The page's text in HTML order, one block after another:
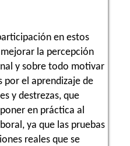
en estos
la percepción
y sobre todo motivar
por el aprendizaje de
y destrezas, que
en práctica al
ya que las pruebas
reales que se